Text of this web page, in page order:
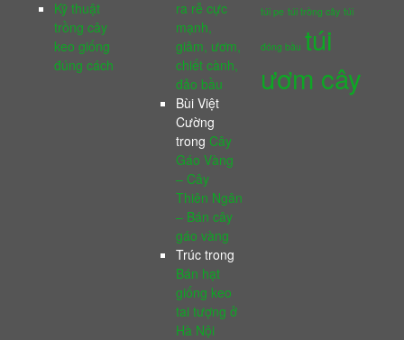
Kỹ thuật
trồng cây
keo giống
đúng cách
ra rễ cực
mạnh,
giâm, ươm,
chiết cành,
đảo bầu
Bùi Việt
Cường
trong Cây
Gáo Vàng
– Cây
Thiên Ngân
– Bán cây
gáo vàng
Trúctrong
Bán hạt
giống keo
tai tượng ở
Hà Nội
túi pe túi trồng cây túi
đóng bầu túi
ươm cây